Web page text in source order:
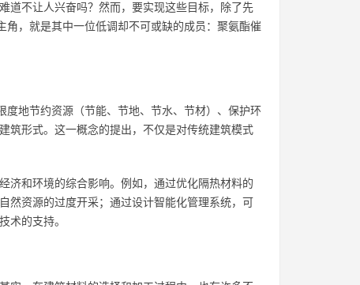
不让人兴奋吗？然而，要实现这些目标，除了先
角，就是其中一位低调却不可或缺的成员：聚氨酯催
地节约资源（节能、节地、节水、节材）、保护环
筑形式。这一概念的提出，不仅是对传统建筑模式
济和环境的综合影响。例如，通过优化隔热材料的
然资源的过度开采；通过设计智能化管理系统，可
术的支持。